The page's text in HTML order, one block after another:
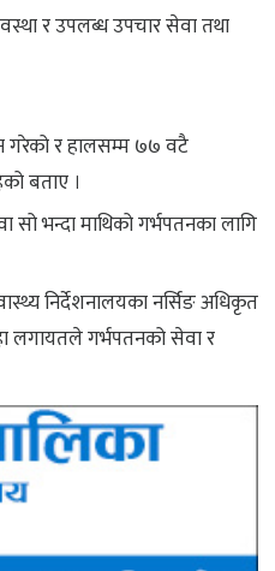
र उपलब्ध उपचार सेवा तथा
गरेको र हालसम्म ७७ वटै
बताए ।
सो भन्दा माथिको गर्भपतनका लागि
निर्देशनालयका नर्सिङ अधिकृत
लगायतले गर्भपतनको सेवा र